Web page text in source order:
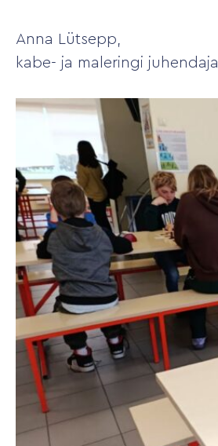
Anna Lütsepp,
kabe- ja maleringi juhendaja